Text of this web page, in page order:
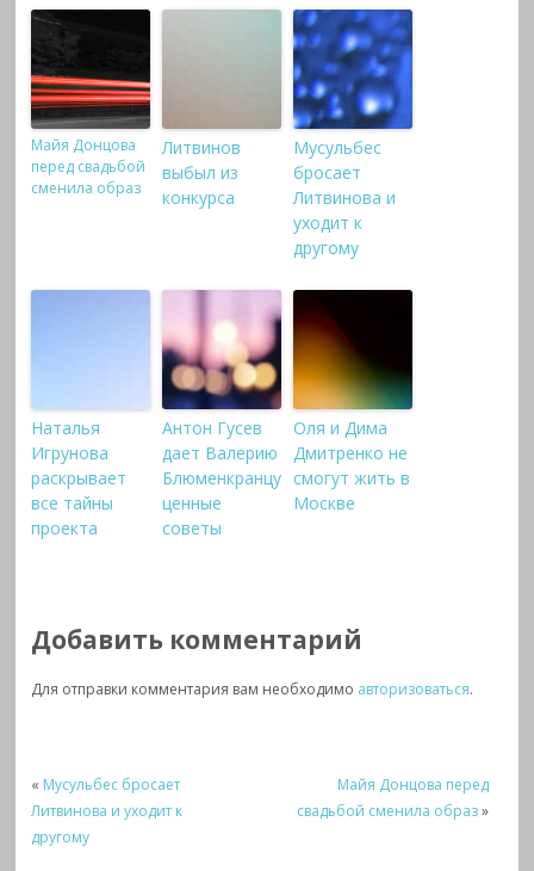
Майя Донцова
перед свадьбой
сменила образ
Литвинов
выбыл из
конкурса
Мусульбес
бросает
Литвинова и
уходит к
другому
Наталья
Игрунова
раскрывает
все тайны
проекта
Антон Гусев
дает Валерию
Блюменкранцу
ценные
советы
Оля и Дима
Дмитренко не
смогут жить в
Москве
Добавить комментарий
Для отправки комментария вам необходимо авторизоваться.
« Мусульбес бросает
Литвинова и уходит к
другому
Майя Донцова перед
свадьбой сменила образ»